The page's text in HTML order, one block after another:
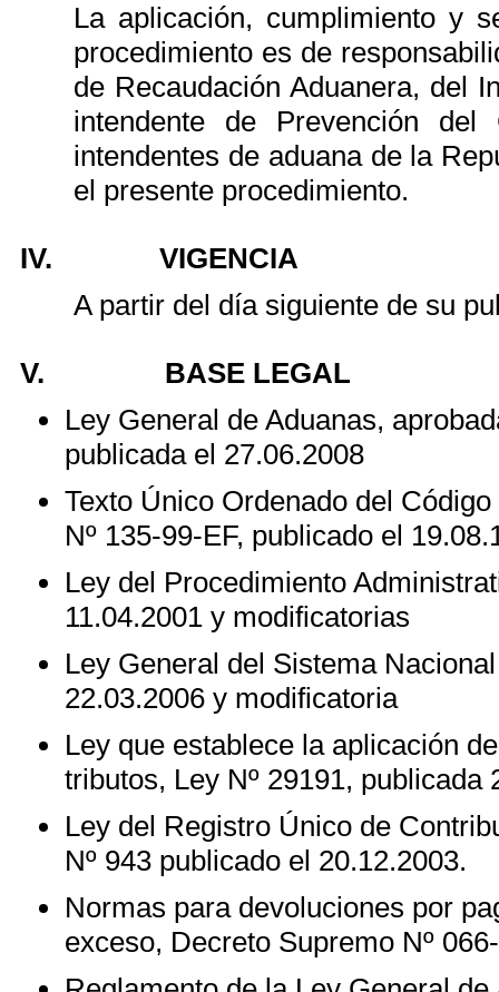
La aplicación, cumplimiento y
procedimiento es de
de Recaudación Aduanera, del
intendente de Prevención
intendentes de aduana de la
el presente procedimiento.
IV.
VIGENCIA
A partir del día siguiente de su
V.
BASE LEGAL
Ley General de Aduanas,
publicada el 27.06.2008
Texto Único Ordenado del
Nº 135-99-EF, publicado el
Ley del Procedimiento
11.04.2001 y modificatorias
Ley General del Sistema
22.03.2006 y modificatoria
Ley que establece la aplicación
tributos, Ley Nº 29191, publicada
Ley del Registro Único de
Nº 943 publicado el 20.12.2003.
Normas para devoluciones por
exceso, Decreto Supremo Nº